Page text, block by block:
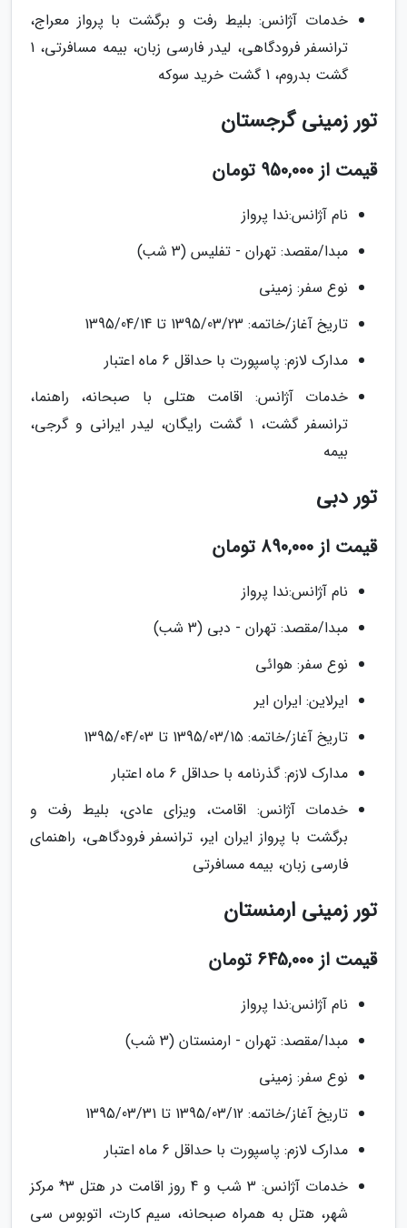
خدمات آژانس: بلیط رفت و برگشت با پرواز معراج،
ترانسفر فرودگاهی، لیدر فارسی زبان، بیمه مسافرتی، 1
گشت بدروم، 1 گشت خرید سوکه
تور زمینی گرجستان
قیمت از 950,000 تومان
نام آژانس:ندا پرواز
مبدا/مقصد: تهران - تفلیس (3 شب)
نوع سفر: زمینی
تاریخ آغاز/خاتمه: 1395/03/23 تا 1395/04/14
مدارک لازم: پاسپورت با حداقل 6 ماه اعتبار
خدمات آژانس: اقامت هتلی با صبحانه، راهنما،
ترانسفر گشت، 1 گشت رایگان، لیدر ایرانی و گرجی،
بیمه
تور دبی
قیمت از 890,000 تومان
نام آژانس:ندا پرواز
مبدا/مقصد: تهران - دبی (3 شب)
نوع سفر: هوائی
ایرلاین: ایران ایر
تاریخ آغاز/خاتمه: 1395/03/15 تا 1395/04/03
مدارک لازم: گذرنامه با حداقل 6 ماه اعتبار
خدمات آژانس: اقامت، ویزای عادی، بلیط رفت و
برگشت با پرواز ایران ایر، ترانسفر فرودگاھی، راھنمای
فارسی زبان، بیمه مسافرتی
تور زمینی ارمنستان
قیمت از 645,000 تومان
نام آژانس:ندا پرواز
مبدا/مقصد: تهران - ارمنستان (3 شب)
نوع سفر: زمینی
تاریخ آغاز/خاتمه: 1395/03/12 تا 1395/03/31
مدارک لازم: پاسپورت با حداقل 6 ماه اعتبار
خدمات آژانس: 3 شب و 4 روز اقامت در هتل 3* مرکز
شهر، هتل به همراه صبحانه، سیم کارت، اتوبوس سی